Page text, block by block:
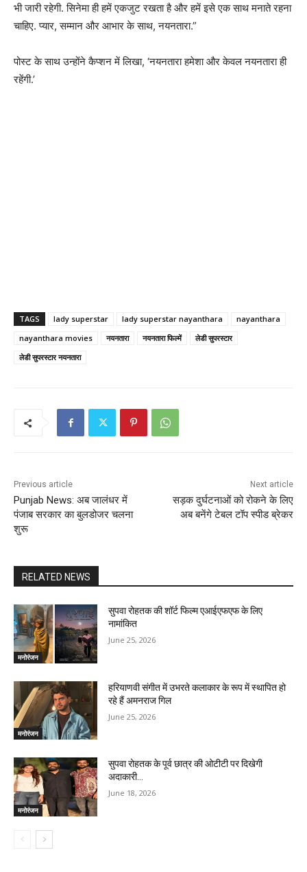
भी जारी रहेगी. सिनेमा ही हमें एकजुट रखता है और हमें इसे एक साथ मनाते रहना
चाहिए. प्यार, सम्मान और आभार के साथ, नयनतारा.”
पोस्ट के साथ उन्होंने कैप्शन में लिखा, ‘नयनतारा हमेशा और केवल नयनतारा ही
रहेंगी.’
TAGS lady superstar lady superstar nayanthara
nayanthara
nayanthara movies
नयनतारा नयनतारा फिल्में
लेडी सुपरस्टार
लेडी सुपरस्टार नयनतारा
Previous article
Punjab News: अब जालंधर में
पंजाब सरकार का बुलडोजर चलना
शुरू
Next article
सड़क दुर्घटनाओं को रोकने के लिए
अब बनेंगे टेबल टॉप स्पीड ब्रेकर
RELATED NEWS
मनोरंजन
सुपवा रोहतक की शॉर्ट फिल्म एआईएफएफ के लिए
नामांकित
June 25, 2026
मनोरंजन
हरियाणवी संगीत में उभरते कलाकार के रूप में स्थापित हो
रहे हैं अमनराज गिल
June 25, 2026
मनोरंजन
सुपवा रोहतक के पूर्व छात्र की ओटीटी पर दिखेगी
अदाकारी…
June 18, 2026